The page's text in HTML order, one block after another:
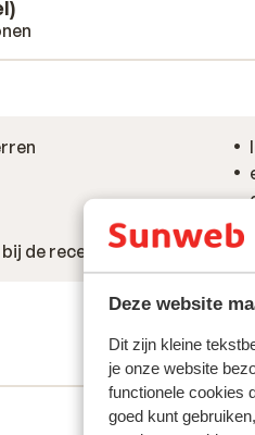
Deze website
Dit zijn kleine
je onze website
functionele cookies
goed kunt
de receptie: gratis)